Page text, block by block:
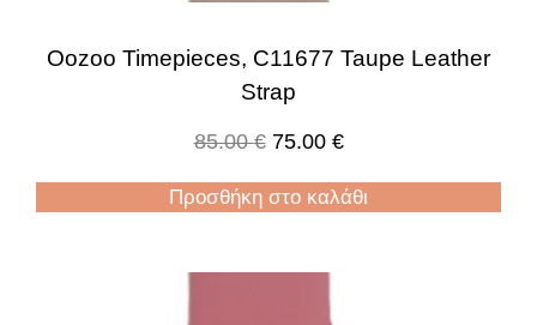
Oozoo Timepieces, C11677 Taupe Leather
Strap
85.00€ 75.00 €
Προσθήκη στο καλάθι